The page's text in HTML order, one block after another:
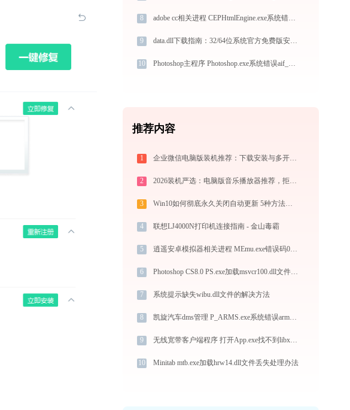
8 adobe cc相关进程 CEPHtmlEngine.exe系统错误chrome_elf.dll丢失如何解决
9 data.dll下载指南：32/64位系统官方免费版安全获取与安装教程
10 Photoshop主程序 Photoshop.exe系统错误aif_ogl.dll丢失如何解决
推荐内容
1 企业微信电脑版装机推荐：下载安装与多开配置，拒绝流氓捆绑，拯救C盘深度瘦身指南
2 2026装机严选：电脑版音乐播放器推荐，拒绝流氓捆绑，还原极致无损心流音质
3 Win10如何彻底永久关闭自动更新 5种方法教你永久关闭win10自动更新
4 联想LJ4000N打印机连接指南 - 金山毒霸
5 逍遥安卓模拟器相关进程 MEmu.exe错误码0xc000001d处理办法
6 Photoshop CS8.0 PS.exe加载msvcr100.dll文件丢失处理办法
7 系统提示缺失wibu.dll文件的解决方法
8 凯旋汽车dms管理 P_ARMS.exe系统错误armsser.dll丢失如何解决
9 无线宽带客户端程序 打开App.exe找不到libxwalk.dll怎么办
10 Minitab mtb.exe加载hrw14.dll文件丢失处理办法